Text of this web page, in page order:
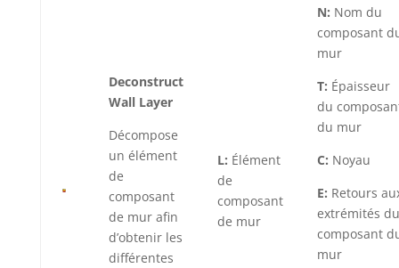
Deconstruct
Wall Layer
Décompose
un élément
de
composant
de mur afin
d’obtenir les
différentes
L: Élément
de
composant
de mur
N: Nom du
composant
mur
T: Épaisseur
du
du mur
C: Noyau
E: Retours
extrémités du
composant
mur